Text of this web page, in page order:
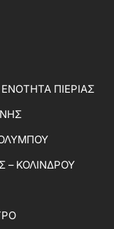
ΠΙΕΡΙΑΣ
ΚΟΛΙΝΔΡΟΥ